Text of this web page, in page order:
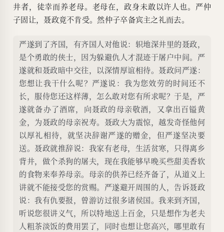
井者，徒幸而养老母。老母在，政身未敢以许人也。严仲
子固让，聂政竟不肯受。然仲子卒备宾主之礼而去。
严遂到了齐国，有齐国人对他说：轵地深井里的聂政，
是个勇敢的侠士，因为躲避仇人才混迹于屠户中间。严
遂就和聂政暗中交往，以深情厚谊相待。聂政问严遂：
您想让我干什么呢？严遂说：我为您效劳的时间还不
长，服侍您还这样薄，怎么敢对您有所求呢？于是，严
遂就备办了酒席，向聂政的母亲敬酒，又拿出百镒黄
金，为聂政的母亲祝寿。聂政大为震惊，越发奇怪他何
以厚礼相待，就坚决辞谢严遂的赠金，但严遂坚决要
送。聂政就推辞说：我家有老母，生活贫寒，只得离乡
背井，做个杀狗的屠夫，现在我能够早晚买些甜美香软
的食物来奉养母亲。母亲的供养已经齐备了，从道义上
讲就不能接受您的赏赐。严遂避开周围的人，告诉聂政
说：我有仇要报，曾游访过很多诸侯国。我来到齐国，
听说您很讲义气，所以特地送上百金，只是想作为老夫
人粗茶淡饭的费用罢了，同时也想让您高兴，哪里敢有